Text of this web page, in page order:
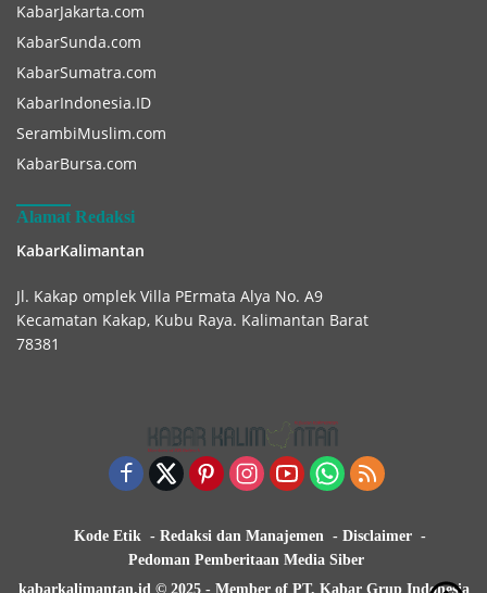
KabarJakarta.com
KabarSunda.com
KabarSumatra.com
KabarIndonesia.ID
SerambiMuslim.com
KabarBursa.com
Alamat Redaksi
KabarKalimantan
Jl. Kakap omplek Villa PErmata Alya No. A9
Kecamatan Kakap, Kubu Raya. Kalimantan Barat
78381
Kode Etik Redaksi dan Manajemen
Disclaimer
Pedoman Pemberitaan Media Siber
kabarkalimantan.id © 2025 - Member of PT. Kabar Grup Indonesia